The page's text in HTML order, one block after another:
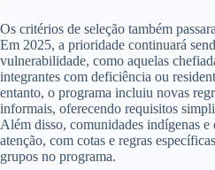
Os critérios de seleção também
Em 2025, a prioridade continuará
vulnerabilidade, como aquelas
integrantes com deficiência ou
entanto, o programa incluiu novas
informais, oferecendo requisitos
Além disso, comunidades indígenas
atenção, com cotas e regras
grupos no programa.